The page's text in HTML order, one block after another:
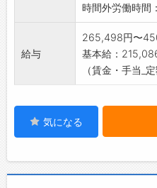
時間外労働時間
給与
265,498円〜
基本給：
（賃金・手当_
気になる